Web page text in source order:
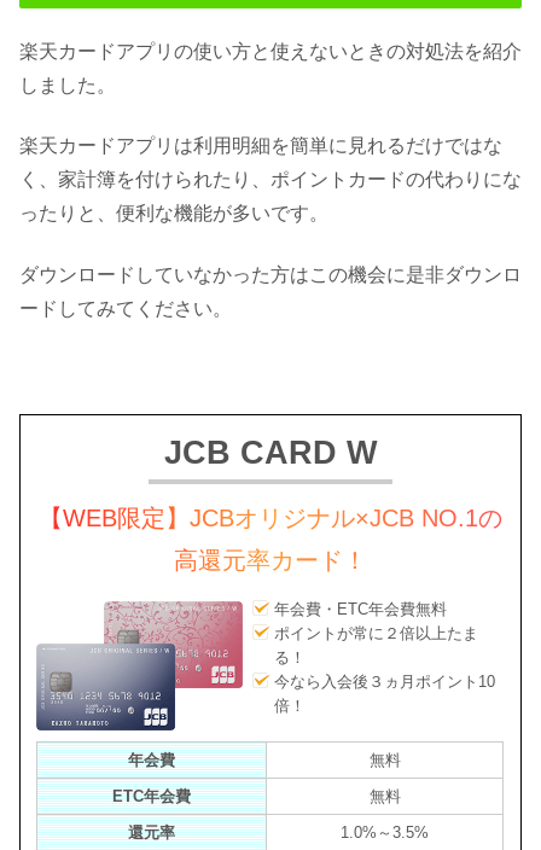
楽天カードアプリの使い方と使えないときの対処法を紹介
しました。
楽天カードアプリは利用明細を簡単に見れるだけではな
く、家計簿を付けられたり、ポイントカードの代わりにな
ったりと、便利な機能が多いです。
ダウンロードしていなかった方はこの機会に是非ダウンロ
ードしてみてください。
JCB CARD W
【WEB限定】JCBオリジナル×JCB NO.1の
高還元率カード！
年会費・ETC年会費無料
ポイントが常に２倍以上たま
る！
今なら入会後３ヵ月ポイント10
倍！
年会費
無料
ETC年会費
無料
還元率
1.0%～3.5%